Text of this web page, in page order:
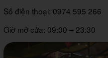
Số điện thoại: 0974 595 266
Giờ mở cửa: 09:00 – 23:30